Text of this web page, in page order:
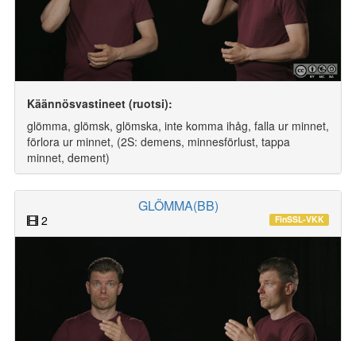
Käännösvastineet (ruotsi):
glömma, glömsk, glömska, inte komma ihåg, falla ur minnet,
förlora ur minnet, (2S: demens, minnesförlust, tappa
minnet, dement)
GLÖMMA(BB)
2 FinSSL-VKK